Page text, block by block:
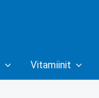
Vitamiinit